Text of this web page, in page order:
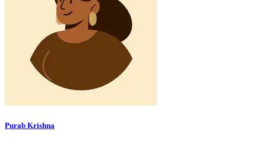
Purab Krishna